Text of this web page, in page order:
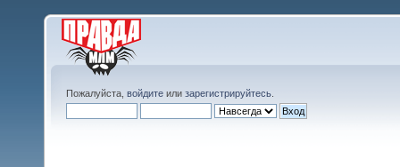
Пожалуйста, войдите или зарегистрируйтесь